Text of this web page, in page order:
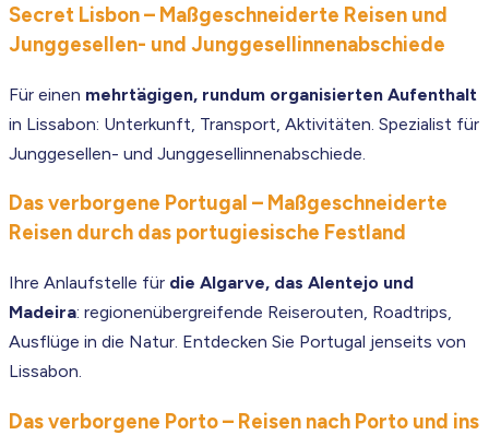
Secret Lisbon – Maßgeschneiderte Reisen und
Junggesellen- und Junggesellinnenabschiede
Für einen mehrtägigen, rundum organisierten Aufenthalt
in Lissabon: Unterkunft, Transport, Aktivitäten. Spezialist für
Junggesellen- und Junggesellinnenabschiede.
Das verborgene Portugal – Maßgeschneiderte
Reisen durch das portugiesische Festland
Ihre Anlaufstelle für die Algarve, das Alentejo und
Madeira: regionenübergreifende Reiserouten, Roadtrips,
Ausflüge in die Natur. Entdecken Sie Portugal jenseits von
Lissabon.
Das verborgene Porto – Reisen nach Porto und ins